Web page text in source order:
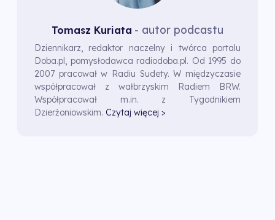
Tomasz Kuriata - autor podcastu
Dziennikarz, redaktor naczelny i twórca portalu
Doba.pl, pomysłodawca radiodoba.pl. Od 1995 do
2007 pracował w Radiu Sudety. W międzyczasie
współpracował z wałbrzyskim Radiem BRW.
Współpracował m.in. z Tygodnikiem
Dzierżoniowskim. Czytaj więcej >